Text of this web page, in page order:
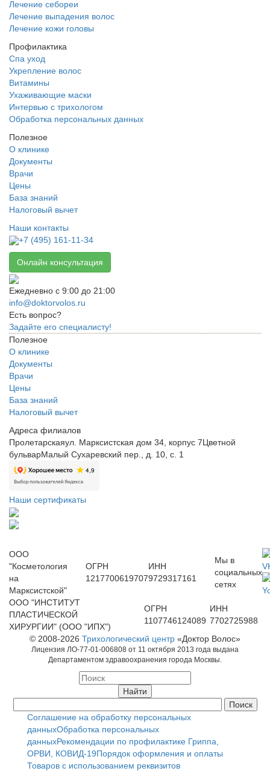
Лечение себореи
Лечение выпадения волос
Лечение кожи головы
Профилактика
Спа уход
Укрепление волос
Витамины
Ухаживающие маски
Интервью с трихологом
Обработка персональных данных
Полезное
О клинике
Документы
Врачи
Цены
База знаний
Налоговый вычет
Наши контакты
+7 (495) 161-11-34
Онлайн консультация
Ежедневно с 9:00 до 21:00
info@doktorvolos.ru
Есть вопрос?
Задайте его специалисту!
Полезное
О клинике
Документы
Врачи
Цены
База знаний
Налоговый вычет
Адреса филиалов
Пролетарскаяул. Марксистская дом 34, корпус 7Цветной
бульварМалый Сухаревский пер., д. 10, с. 1
Наши сертификаты
ООО
"Косметология
на
Марксистской"
ОГРН
1217700619707
ИНН
9729317161
Мы в
социальных
сетях
ООО "ИНСТИТУТ
ПЛАСТИЧЕСКОЙ
ХИРУРГИИ" (ООО "ИПХ")
ОГРН
1107746124089
ИНН
7702725988
© 2008-2026 Трихологический центр «Доктор Волос»
Лицензия ЛО-77-01-006808 от 11 октября 2013 года выдана
Департаментом здравоохранения города Москвы.
Соглашение на обработку персональных
данныхОбработка персональных
данныхРекомендации по профилактике Гриппа,
ОРВИ, КОВИД-19Порядок оформления и оплаты
Товаров с использованием реквизитов